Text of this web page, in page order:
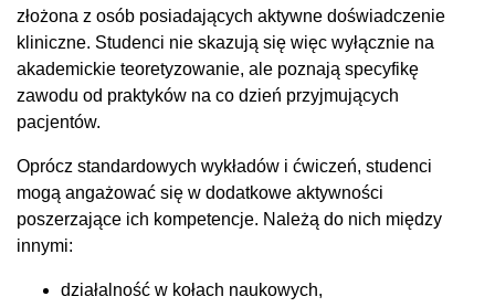
złożona z osób posiadających aktywne doświadczenie
kliniczne. Studenci nie skazują się więc wyłącznie na
akademickie teoretyzowanie, ale poznają specyfikę
zawodu od praktyków na co dzień przyjmujących
pacjentów.
Oprócz standardowych wykładów i ćwiczeń, studenci
mogą angażować się w dodatkowe aktywności
poszerzające ich kompetencje. Należą do nich między
innymi:
działalność w kołach naukowych,